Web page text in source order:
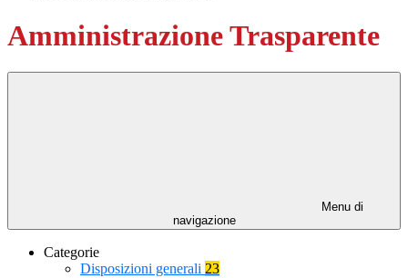
Amministrazione Trasparente
Menu di
navigazione
Categorie
Disposizioni generali 23